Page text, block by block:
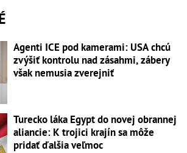
Agenti ICE pod kamerami: USA chcú
zvýšiť kontrolu nad zásahmi, zábery
však nemusia zverejniť
Turecko láka Egypt do novej obrannej
aliancie: K trojici krajín sa môže
pridať ďalšia veľmoc